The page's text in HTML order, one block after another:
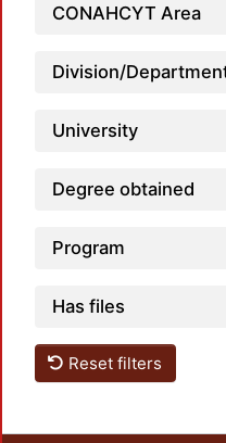
CONAHCYT Area
Division/
University
Degree obtained
Program
Has files
Reset filters